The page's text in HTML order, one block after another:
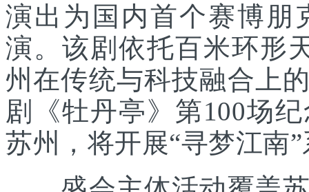
演出为国内首个赛博朋
演。该剧依托百米环形
州在传统与科技融合上
剧《牡丹亭》第100场
苏州，将开展“寻梦江南